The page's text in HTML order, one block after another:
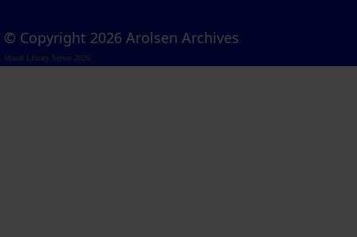
© Copyright 2026 Arolsen Archives
Visual Library Server 2026